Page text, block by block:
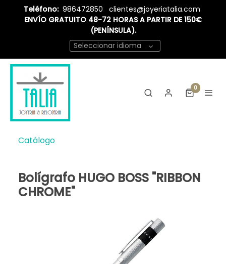
Teléfono: 986472850
clientes@joyeriatalia.com
ENVÍO GRATUITO 48-72 HORAS A PARTIR DE 150€
(PENÍNSULA).
Seleccionar idioma
0
Catálogo
Bolígrafo HUGO BOSS "RIBBON
CHROME"